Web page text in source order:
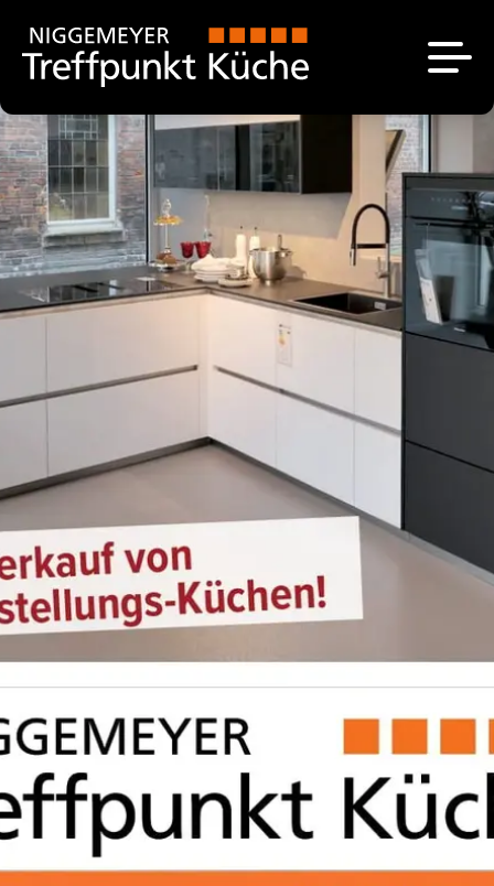
Küchen
Unsere Ausstellung
Küchenplanung
Das sind wir
Über uns
Unsere Marken
Stellenangebote
Küchenstudio bei
Paderborn
Unser Küchenstudio
Aktuell
Angebote
Kontakt